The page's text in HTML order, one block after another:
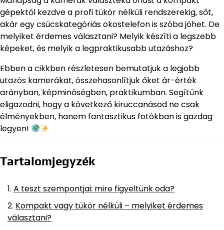
gépektől kezdve a profi tükör nélküli rendszerekig, sőt,
akár egy csúcskategóriás okostelefon is szóba jöhet. De
melyiket érdemes választani? Melyik készíti a legszebb
képeket, és melyik a legpraktikusabb utazáshoz?
Ebben a cikkben részletesen bemutatjuk a legjobb
utazós kamerákat, összehasonlítjuk őket ár-érték
arányban, képminőségben, praktikumban. Segítünk
eligazodni, hogy a következő kiruccanásod ne csak
élményekben, hanem fantasztikus fotókban is gazdag
legyen!
Tartalomjegyzék
A teszt szempontjai: mire figyeltünk oda?
Kompakt vagy tükör nélküli – melyiket érdemes
választani?